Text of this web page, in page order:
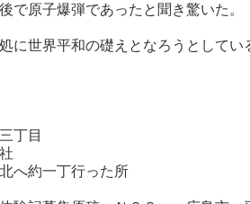
で原子爆弾であったと聞き驚いた。
に世界平和の礎えとなろうとしてい
丁目
へ約一丁行った所